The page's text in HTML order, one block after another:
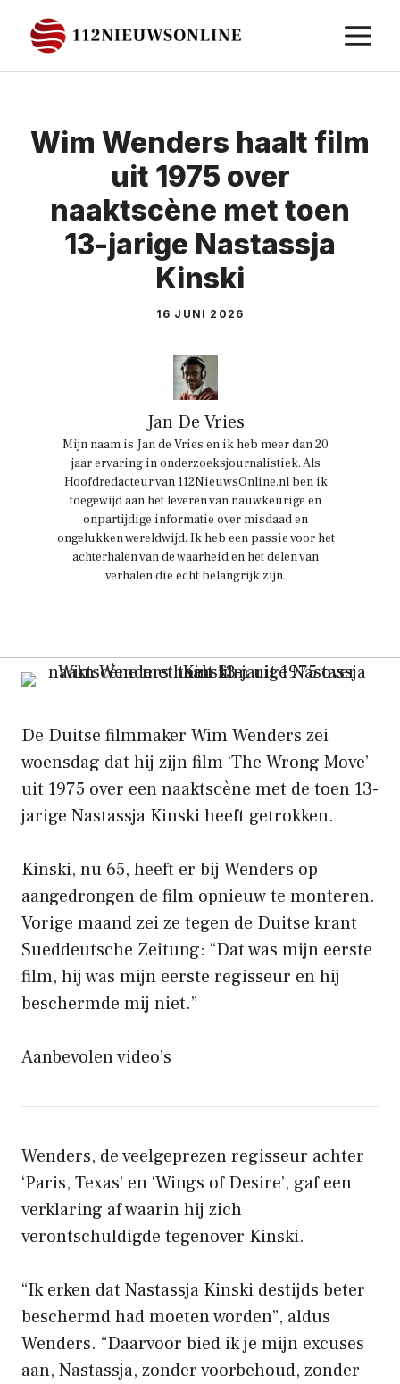
naar
de
Wim Wenders haalt film
uit 1975 over
naaktscène met toen
13-jarige Nastassja
Kinski
16 JUNI 2026
Jan De Vries
Mijn naam is Jan de Vries en ik heb meer dan 20
jaar ervaring in onderzoeksjournalistiek. Als
Hoofdredacteur van 112NieuwsOnline.nl ben ik
toegewijd aan het leveren van nauwkeurige en
onpartijdige informatie over misdaad en
ongelukken wereldwijd. Ik heb een passie voor het
achterhalen van de waarheid en het delen van
verhalen die echt belangrijk zijn.
De Duitse filmmaker Wim Wenders zei
woensdag dat hij zijn film ‘The Wrong Move’
uit 1975 over een naaktscène met de toen 13-
jarige Nastassja Kinski heeft getrokken.
Kinski, nu 65, heeft er bij Wenders op
aangedrongen de film opnieuw te monteren.
Vorige maand zei ze tegen de Duitse krant
Sueddeutsche Zeitung: “Dat was mijn eerste
film, hij was mijn eerste regisseur en hij
beschermde mij niet.”
Aanbevolen video’s
Wenders, de veelgeprezen regisseur achter
‘Paris, Texas’ en ‘Wings of Desire’, gaf een
verklaring af waarin hij zich
verontschuldigde tegenover Kinski.
“Ik erken dat Nastassja Kinski destijds beter
beschermd had moeten worden”, aldus
Wenders. “Daarvoor bied ik je mijn excuses
aan, Nastassja, zonder voorbehoud, zonder